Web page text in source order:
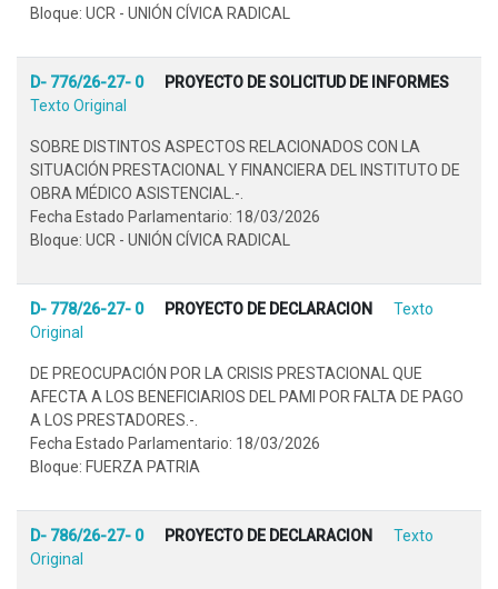
Bloque: UCR - UNIÓN CÍVICA RADICAL
D- 776/26-27- 0
PROYECTO DE SOLICITUD DE INFORMES
Texto Original
SOBRE DISTINTOS ASPECTOS RELACIONADOS CON LA
SITUACIÓN PRESTACIONAL Y FINANCIERA DEL INSTITUTO DE
OBRA MÉDICO ASISTENCIAL.-.
Fecha Estado Parlamentario: 18/03/2026
Bloque: UCR - UNIÓN CÍVICA RADICAL
D- 778/26-27- 0 PROYECTO DE DECLARACION
Texto
Original
DE PREOCUPACIÓN POR LA CRISIS PRESTACIONAL QUE
AFECTA A LOS BENEFICIARIOS DEL PAMI POR FALTA DE PAGO
A LOS PRESTADORES.-.
Fecha Estado Parlamentario: 18/03/2026
Bloque: FUERZA PATRIA
D- 786/26-27- 0 PROYECTO DE DECLARACION
Texto
Original